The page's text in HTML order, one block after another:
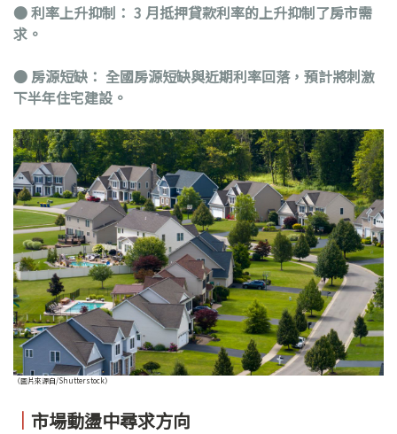
●利率上升抑制： 3 月抵押貸款利率的上升抑制了房市需
求。
● 房源短缺： 全國房源短缺與近期利率回落，預計將刺激
下半年住宅建設。
（圖片來源自/Shutterstock）
｜ 市場動盪中尋求方向